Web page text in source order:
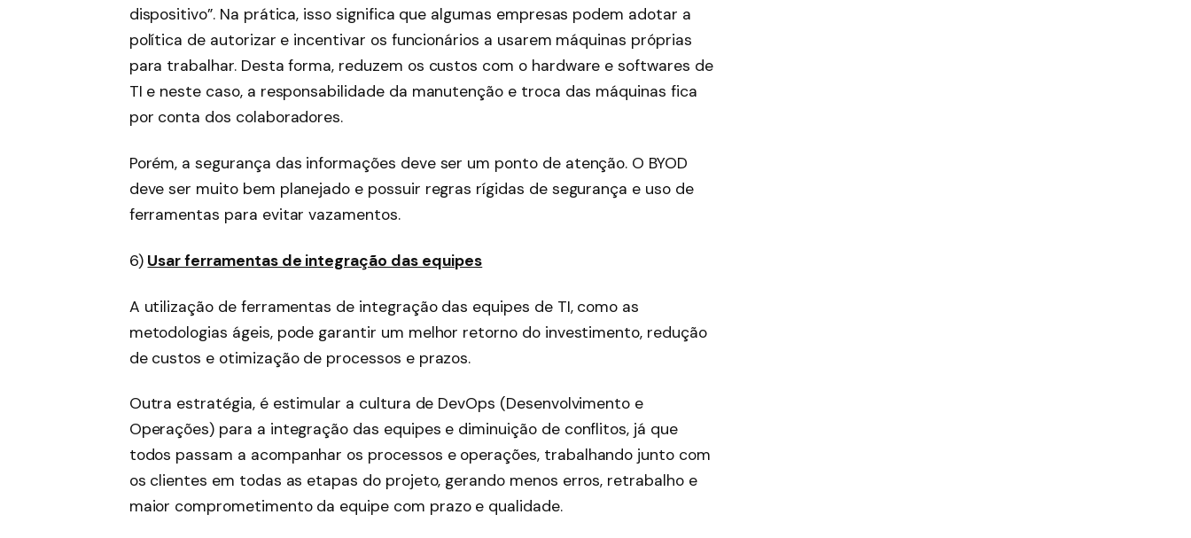
dispositivo”. Na prática, isso significa que algumas empresas podem adotar a
política de autorizar e incentivar os funcionários a usarem máquinas próprias
para trabalhar. Desta forma, reduzem os custos com o hardware e softwares de
TI e neste caso, a responsabilidade da manutenção e troca das máquinas fica
por conta dos colaboradores.
Porém, a segurança das informações deve ser um ponto de atenção. O BYOD
deve ser muito bem planejado e possuir regras rígidas de segurança e uso de
ferramentas para evitar vazamentos.
6) Usar ferramentas de integração das equipes
A utilização de ferramentas de integração das equipes de TI, como as
metodologias ágeis, pode garantir um melhor retorno do investimento, redução
de custos e otimização de processos e prazos.
Outra estratégia, é estimular a cultura de DevOps (Desenvolvimento e
Operações) para a integração das equipes e diminuição de conflitos, já que
todos passam a acompanhar os processos e operações, trabalhando junto com
os clientes em todas as etapas do projeto, gerando menos erros, retrabalho e
maior comprometimento da equipe com prazo e qualidade.